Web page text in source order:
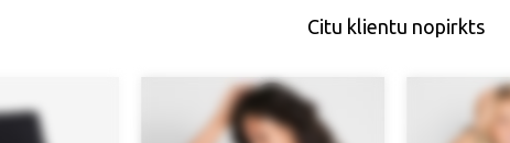
Citu klientu nopirkts